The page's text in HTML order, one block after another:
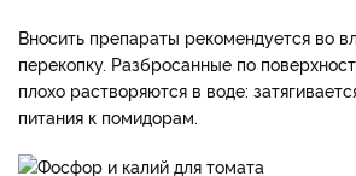
Вносить препараты рекомендуется во
перекопку. Разбросанные по
плохо растворяются в воде:
питания к помидорам.